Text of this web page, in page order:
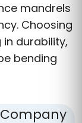
mandrels
Choosing
in durability,
bending
Company